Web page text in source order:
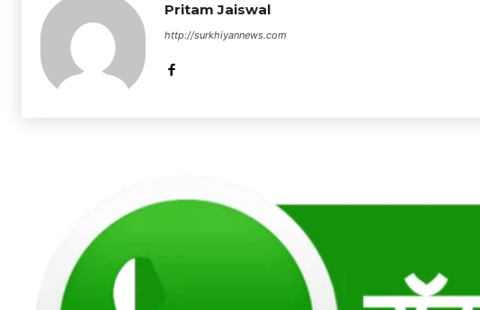
Pritam Jaiswal
http://surkhiyannews.com